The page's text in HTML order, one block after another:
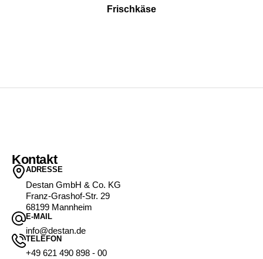
Frischkäse
Kontakt
ADRESSE
Destan GmbH & Co. KG
Franz-Grashof-Str. 29
68199 Mannheim
E-MAIL
info@destan.de
TELEFON
+49 621 490 898 - 00